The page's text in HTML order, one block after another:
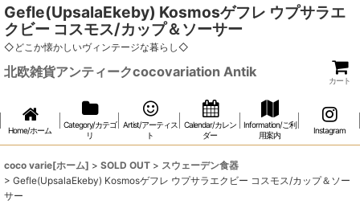
Gefle(UpsalaEkeby) Kosmosゲフレ ウプサラエ
クビー コスモス/カップ＆ソーサー
◇どこか懐かしいヴィンテージな暮らし◇
北欧雑貨アンティークcocovariation Antik
カート
Home/ホーム
Category/カテゴ
リ
Artist/アーティス
ト
Calendar/カレン
ダー
Information/ご利
用案内
Instagram
coco varie[ホーム] > SOLD OUT > スウェーデン食器
> Gefle(UpsalaEkeby) Kosmosゲフレ ウプサラエクビー コスモス/カップ＆ソー
サー